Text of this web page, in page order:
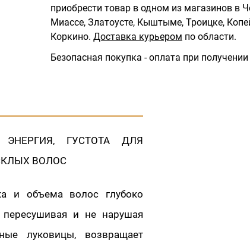
приобрести товар в одном из магазинов в
Миассе, Златоусте, Кыштыме, Троицке,
Коркино. Доставка курьером по области.
Безопасная покупка - оплата при
ГУСТОТА ДЛЯ
ВОЛОС
и объема волос глубоко
и не нарушая
луковицы, возвращает